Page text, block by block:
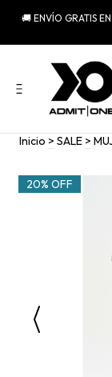
🚚 ENVÍO GRATIS
Inicio > SALE >
20% OFF